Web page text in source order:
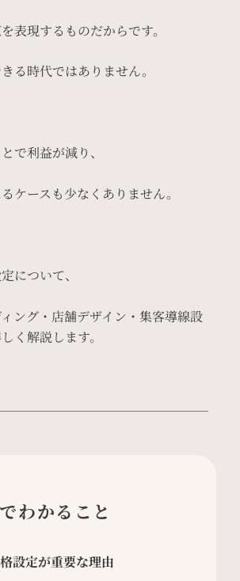
表現するものだからです。
る時代ではありません。
で利益が減り、
ケースも少なくありません。
について、
ング・店舗デザイン・集客導線設
く解説します。
わかること
設定が重要な理由